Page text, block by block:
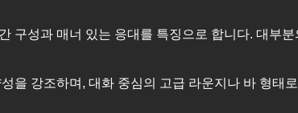
구성과 매너 있는 응대를 특징으로 합니다. 대부
을 강조하며, 대화 중심의 고급 라운지나 바 형태